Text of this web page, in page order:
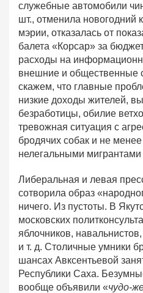
служебные автомобили
шт., отменила новогодний
мэрии, отказалась от
балета «Корсар» за
расходы на
внешние и общественные
скажем, что главные
низкие доходы жителей,
безработицы, обилие
тревожная ситуация с
бродячих собак и не
нелегальными
Либеральная и левая
сотворила образ
ничего. Из пустоты. В
московских
яблочников,
и т. д. Столичные умники
шансах Авксентьевой
Республики Саха.
вообще объявили «чудо-